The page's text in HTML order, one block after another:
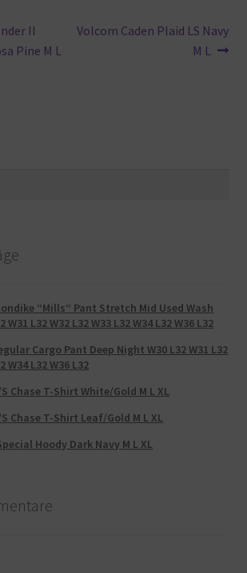
II
Pine M L
Nächster
Volcom Caden Plaid LS Navy
M L
“Mills“ Pant Stretch Mid Used Wash
W31 L32 W32 L32 W33 L32 W34 L32 W36 L32
Cargo Pant Deep Night W30 L32 W31 L32
W34 L32 W36 L32
Chase T-Shirt White/Gold M L XL
Chase T-Shirt Leaf/Gold M L XL
Hoody Dark Navy M L XL